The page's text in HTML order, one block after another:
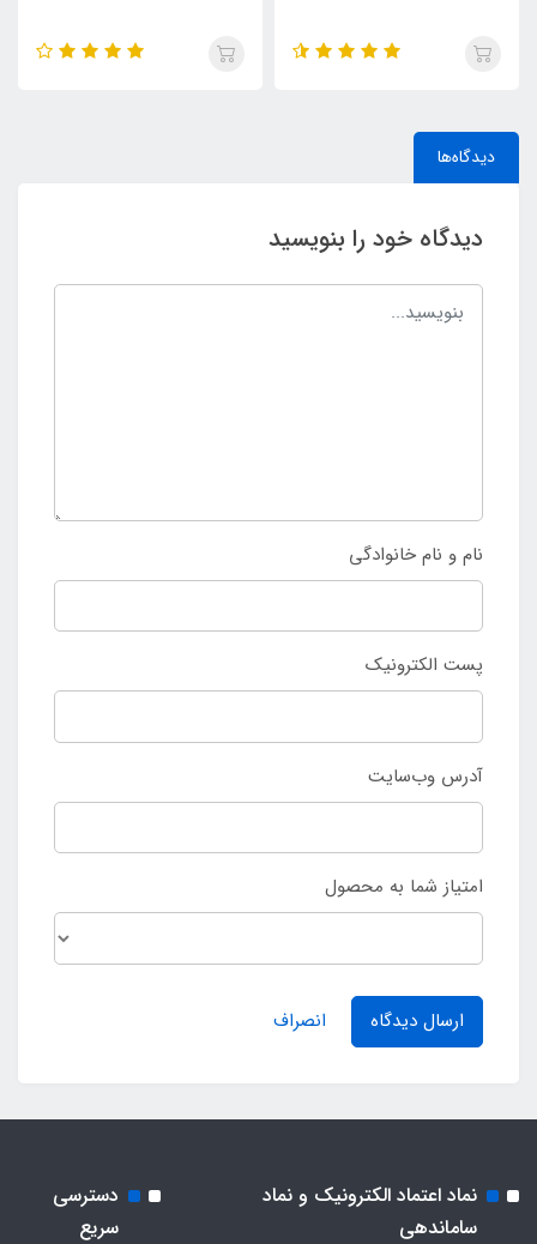
دیدگاه‌ها
دیدگاه خود را بنویسید
نام و نام خانوادگی
پست الکترونیک
آدرس وب‌سایت
امتیاز شما به محصول
ارسال دیدگاه انصراف
نماد اعتماد الکترونیک و نماد
ساماندهی
دسترسی
سریع